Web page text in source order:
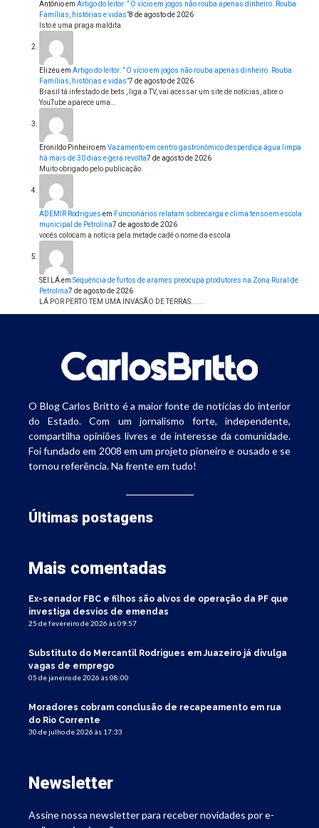
Antônioem Artigo do leitor: ” O vício em jogos não rouba apenas dinheiro. Rouba
Famílias, histórias e vidas”8 de agosto de 2026
Isto é uma praga maldita.
Elizeu em Artigo do leitor: ” O vício em jogos não rouba apenas dinheiro. Rouba
Famílias, histórias e vidas”7 de agosto de 2026
Brasil tá infestado de bets , liga a TV, vai acessar um site de notícias, abre o
YouTube aparece uma…
Eronildo Pinheiroem Vazamento em centro gastronômico desperdiça água limpa
há mais de 30 dias e gera revolta7 de agosto de 2026
Muito obrigado pelo publicação.
ADEMIR Rodrigues em Funcionários relatam sobrecarga e clima tenso em escola
municipal de Petrolina7 de agosto de 2026
vocês colocam a notícia pela metade cadê o nome da escola
SEI LÁem Sequência de furtos de arames preocupa produtores na Zona Rural de
Petrolina7 de agosto de 2026
LÁ POR PERTO TEM UMA INVASÃO DE TERRAS......
O Blog Carlos Britto é a maior fonte de notícias do interior
do Estado. Com um jornalismo forte, independente,
compartilha opiniões livres e de interesse da comunidade.
Foi fundado em 2008 em um projeto pioneiro e ousado e se
tornou referência. Na frente em tudo!
Últimas postagens
Mais comentadas
Ex-senador FBC e filhos são alvos de operação da PF que
investiga desvios de emendas
25 de fevereiro de 2026 às 09:57
Substituto do Mercantil Rodrigues em Juazeiro já divulga
vagas de emprego
05 de janeiro de 2026 às 08:00
Moradores cobram conclusão de recapeamento em rua
do Rio Corrente
30 de julho de 2026 às 17:33
Newsletter
Assine nossa newsletter para receber novidades por e-